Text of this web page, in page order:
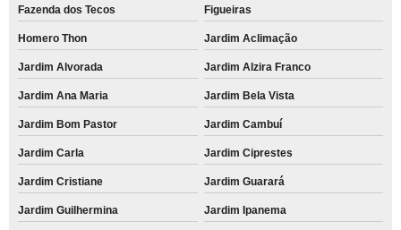
Fazenda dos Tecos Figueiras
Homero Thon Jardim Aclimação
Jardim Alvorada Jardim Alzira Franco
Jardim Ana Maria Jardim Bela Vista
Jardim Bom Pastor Jardim Cambuí
Jardim Carla Jardim Ciprestes
Jardim Cristiane Jardim Guarará
Jardim Guilhermina Jardim Ipanema